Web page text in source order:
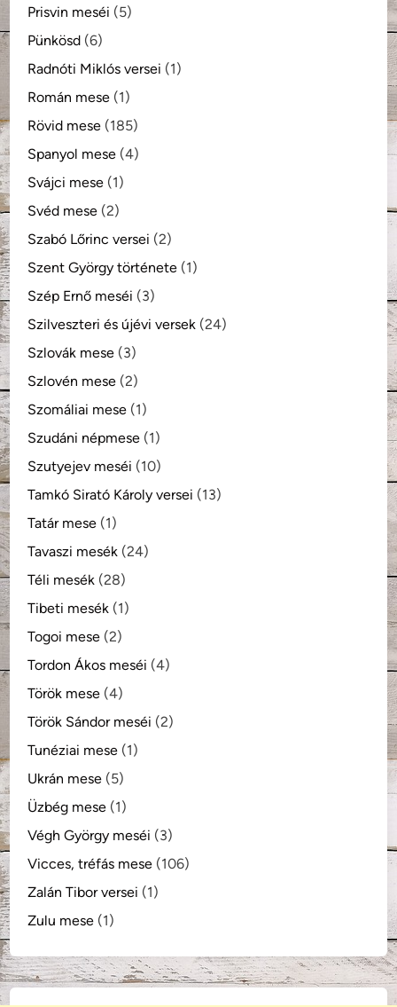
Prisvin meséi (5)
Pünkösd (6)
Radnóti Miklós versei (1)
Román mese (1)
Rövid mese (185)
Spanyol mese (4)
Svájci mese (1)
Svéd mese (2)
Szabó Lőrinc versei (2)
Szent György története (1)
Szép Ernő meséi (3)
Szilveszteri és újévi versek (24)
Szlovák mese (3)
Szlovén mese (2)
Szomáliai mese (1)
Szudáni népmese (1)
Szutyejev meséi (10)
Tamkó Sirató Károly versei (13)
Tatár mese (1)
Tavaszi mesék (24)
Téli mesék (28)
Tibeti mesék (1)
Togoi mese (2)
Tordon Ákos meséi (4)
Török mese (4)
Török Sándor meséi (2)
Tunéziai mese (1)
Ukrán mese (5)
Üzbég mese (1)
Végh György meséi (3)
Vicces, tréfás mese (106)
Zalán Tibor versei (1)
Zulu mese (1)